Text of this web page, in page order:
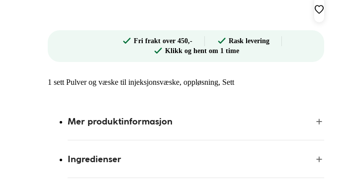
Fri frakt over 450,-
Rask levering
Klikk og hent om 1 time
1 sett Pulver og væske til injeksjonsvæske, oppløsning, Sett
Mer produktinformasjon
Ingredienser